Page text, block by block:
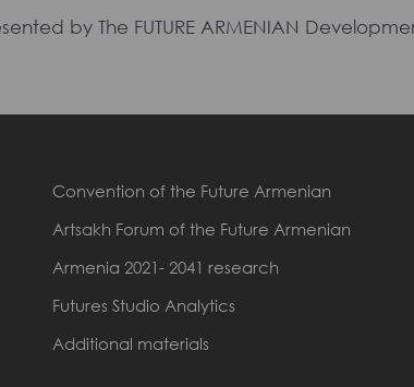
by The FUTURE ARMENIAN
Convention of the Future Armenian
Artsakh Forum of the Future Armenian
Armenia 2021- 2041 research
Futures Studio Analytics
Additional materials